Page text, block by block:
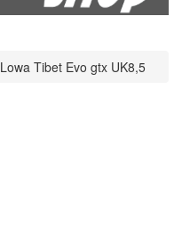
Lowa Tibet Evo gtx UK8,5